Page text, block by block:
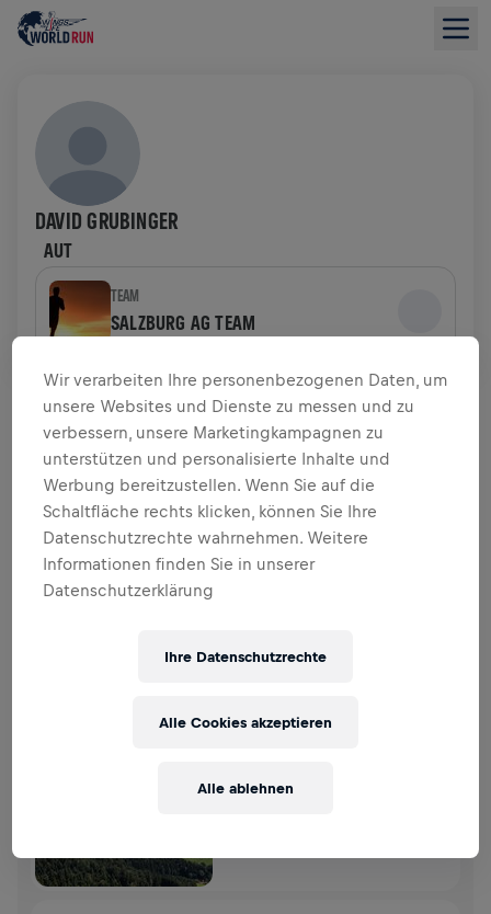
DAVID GRUBINGER
AUT
TEAM
SALZBURG AG TEAM
SPENDENÜBERSICHT
$ 0,00 GESAMMELT VON $ 0,00 ZIEL
SPENDENAKTION SPENDEN
Deine Spende macht den Unterschied! 100 % davon
fließen in die Rückenmarksforschung.
10. Mai 2026
Wir verarbeiten Ihre personenbezogenen Daten, um
unsere Websites und Dienste zu messen und zu
verbessern, unsere Marketingkampagnen zu
unterstützen und personalisierte Inhalte und
Werbung bereitzustellen. Wenn Sie auf die
Schaltfläche rechts klicken, können Sie Ihre
Datenschutzrechte wahrnehmen. Weitere
Informationen finden Sie in unserer
Datenschutzerklärung
Ihre Datenschutzrechte
Alle ablehnen
Alle Cookies akzeptieren